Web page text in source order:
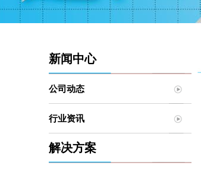
新闻中心
公司动态
行业资讯
解决方案